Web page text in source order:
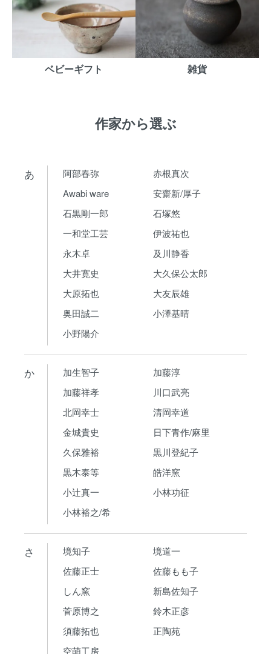
ベビーギフト 雑貨
作家から選ぶ
あ 阿部春弥
赤根真次
Awabi ware
安齋新/厚子
石黒剛一郎
石塚悠
一和堂工芸
伊波祐也
永木卓
及川静香
大井寛史
大久保公太郎
大原拓也
大友辰雄
奥田誠二
小澤基晴
小野陽介
か 加生智子
加藤淳
加藤祥孝
川口武亮
北岡幸士
清岡幸道
金城貴史
日下青作/麻里
久保雅裕
黒川登紀子
黒木泰等
皓洋窯
小辻真一
小林功征
小林裕之/希
さ 境知子
境道一
佐藤正士
佐藤もも子
しん窯
新島佐知子
菅原博之
鈴木正彦
須藤拓也
正陶苑
空萌工房